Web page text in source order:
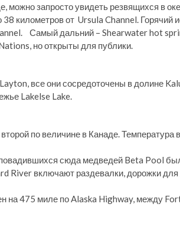
можно запросто увидеть резвящихся в
километров от Ursula Channel. Горячий
Самый дальний – Shearwater hot
но открыты для публики.
все они сосредоточены в долине
Lakelse Lake.
по величине в Канаде. Температура
сюда медведей Beta Pool
River включают раздевалки, дорожки
на 475 миле по Alaska Highway, между